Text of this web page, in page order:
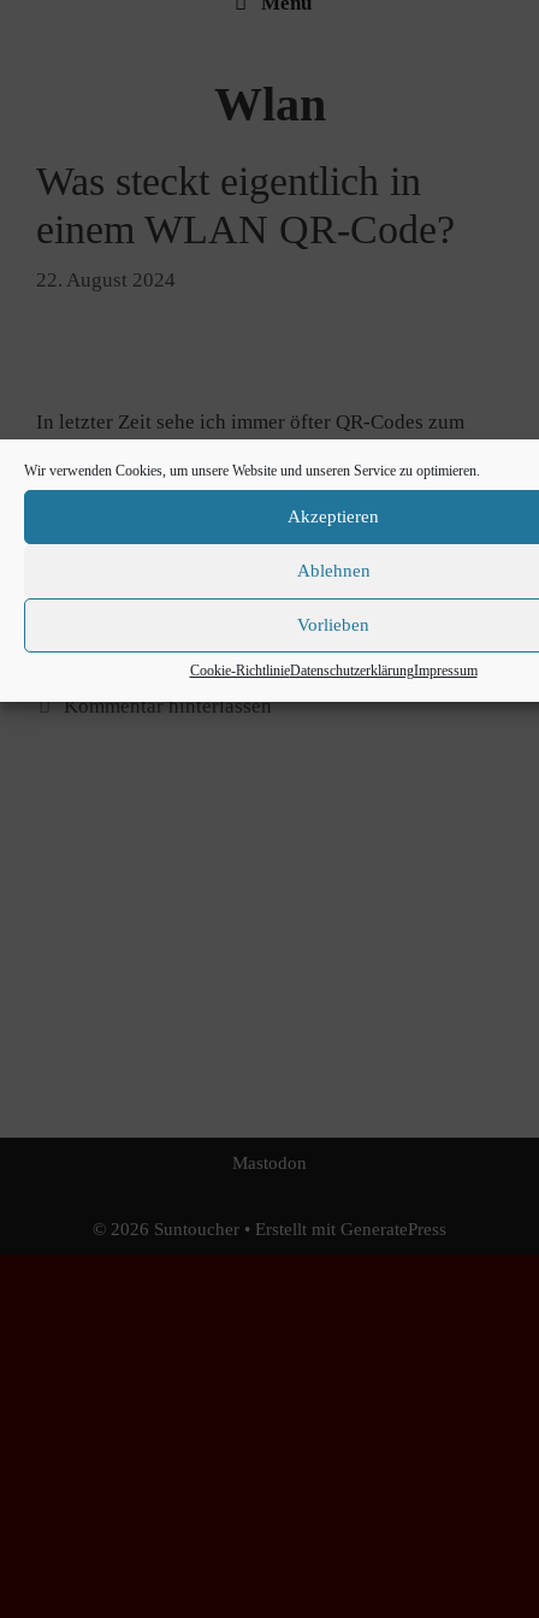
Wir verwenden Cookies, um unsere Website und unseren Service zu optimieren.
Akzeptieren
Ablehnen
Vorlieben
Cookie-​RichtlinieDatenschutzerklärungImpressum
Wlan
Was steckt eigentlich in
einem WLAN QR-Code?
22. August 2024
In letz­ter Zeit sehe ich immer öfter QR-​Codes zum
Kamera-​App auf dem Smart­phone wird das Han­dy
nach einer Bestä­ti­gung auto­ma­tisch mit dem WLAN
ver­bun­den. Kein läs­ti­ges Ein­tip­pen eines Pass­
Kommentar hinterlassen
Mastodon
© 2026 Sun​toucher • Erstellt mit GeneratePress